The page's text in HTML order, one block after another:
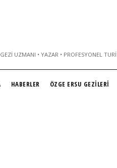
UZMANI • YAZAR • PROFESYONEL
HABERLER ÖZGE ERSU GEZİLERİ